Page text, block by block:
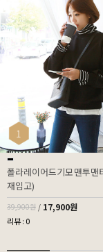
1
폴라레이어드기모맨투맨
재입고)
39,900원 / 17,900원
리뷰 : 0